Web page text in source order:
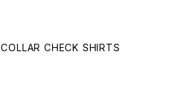
CHECK SHIRTS